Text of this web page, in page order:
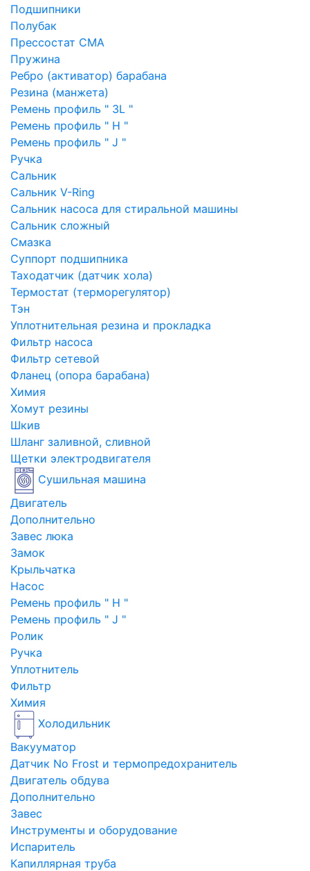
Подшипники
Полубак
Прессостат СМА
Пружина
Ребро (активатор) барабана
Резина (манжета)
Ремень профиль " 3L "
Ремень профиль " H "
Ремень профиль " J "
Ручка
Сальник
Сальник V-Ring
Сальник насоса для стиральной машины
Сальник сложный
Смазка
Суппорт подшипника
Таходатчик (датчик хола)
Термостат (терморегулятор)
Тэн
Уплотнительная резина и прокладка
Фильтр насоса
Фильтр сетевой
Фланец (опора барабана)
Химия
Хомут резины
Шкив
Шланг заливной, сливной
Щетки электродвигателя
Сушильная машина
Двигатель
Дополнительно
Завес люка
Замок
Крыльчатка
Насос
Ремень профиль " H "
Ремень профиль " J "
Ролик
Ручка
Уплотнитель
Фильтр
Химия
Холодильник
Вакууматор
Датчик No Frost и термопредохранитель
Двигатель обдува
Дополнительно
Завес
Инструменты и оборудование
Испаритель
Капиллярная труба